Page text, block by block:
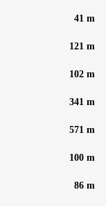
41 m
121 m
102 m
341 m
571 m
100 m
86 m